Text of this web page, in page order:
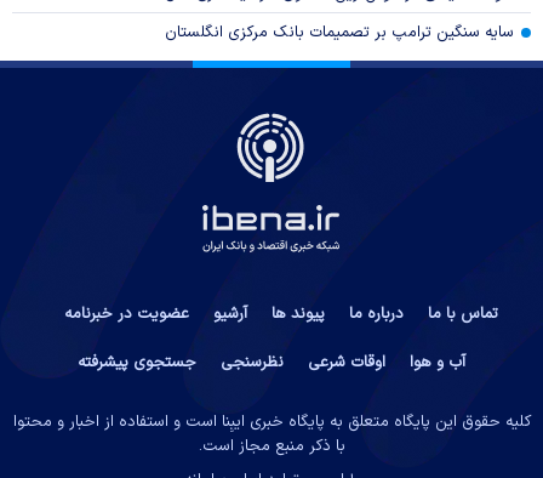
سایه سنگین ترامپ بر تصمیمات بانک مرکزی انگلستان
تماس با ما درباره ما پیوند ها آرشیو
عضویت در خبرنامه
آب و هوا
اوقات شرعی نظرسنجی جستجوی پیشرفته
کلیه حقوق این پایگاه متعلق به پایگاه خبری ایبِنا است و استفاده از اخبار و محتوا
با ذکر منبع مجاز است.